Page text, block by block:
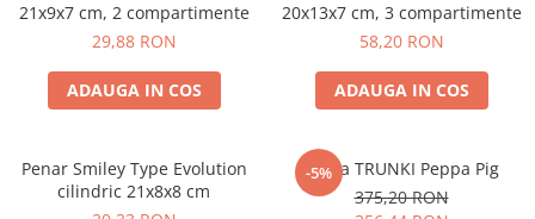
21x9x7 cm, 2 compartimente
29,88 RON
ADAUGA IN COS
20x13x7 cm, 3 compartimente
58,20 RON
ADAUGA IN COS
Penar Smiley Type Evolution
cilindric 21x8x8 cm
-5%
Valiza TRUNKI Peppa Pig
375,20 RON